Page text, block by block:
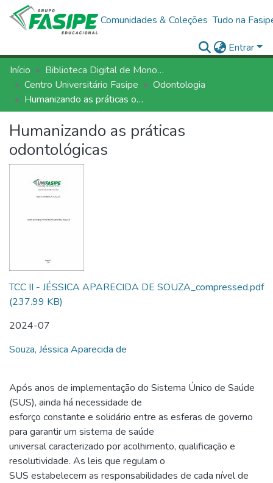
Comunidades & Coleções Tudo na
Entrar
Início
Biblioteca Digital de Monografias - BDM/FASIPE
Centro Universitário Fasipe
Odontologia
Humanizando as práticas odontológicas
Humanizando as práticas
odontológicas
TCC II - JÉSSICA APARECIDA DE SOUZA_compressed.pdf
(237.99 KB)
2024-07
Souza, Jéssica Aparecida de
Após anos de implementação do Sistema Único de Saúde
(SUS), ainda há necessidade de
esforço constante e solidário entre as esferas de governo
para garantir um sistema de saúde
universal caracterizado por acolhimento, qualificação e
resolutividade. As leis que regulam o
SUS estabelecem as responsabilidades de cada nível de